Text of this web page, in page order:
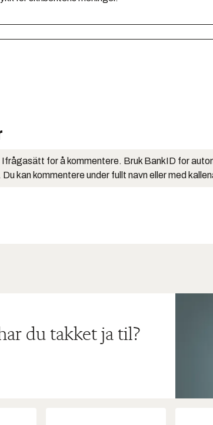
for å kommentere. Bruk BankID for
kan kommentere under fullt navn eller med
du takket ja til?